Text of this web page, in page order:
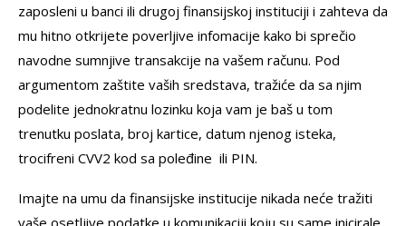
zaposleni u banci ili drugoj finansijskoj instituciji i zahteva da
mu hitno otkrijete poverljive infomacije kako bi sprečio
navodne sumnjive transakcije na vašem računu. Pod
argumentom zaštite vaših sredstava, tražiće da sa njim
podelite jednokratnu lozinku koja vam je baš u tom
trenutku poslata, broj kartice, datum njenog isteka,
trocifreni CVV2 kod sa poleđine ili PIN.
Imajte na umu da finansijske institucije nikada neće tražiti
vaše osetljive podatke u komunikaciji koju su same inicirale